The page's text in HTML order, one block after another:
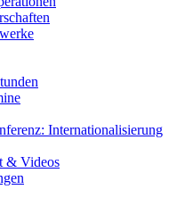
Internationalisierung
& Videos